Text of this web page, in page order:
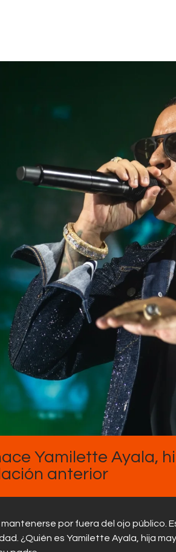
Yamilette Ayala,
anterior
por fuera del ojo público.
¿Quién es Yamilette Ayala, hija